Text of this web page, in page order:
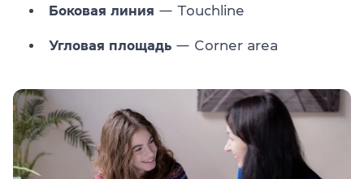
Боковая линия — Touchline
Угловая площадь — Corner area